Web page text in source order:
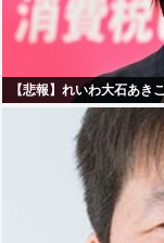
【悲報】れいわ大石あき